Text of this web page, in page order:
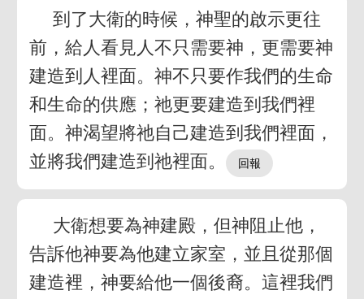
到了大衛的時候，神聖的啟示更往
前，給人看見人不只需要神，更需要神
建造到人裡面。神不只要作我們的生命
和生命的供應；祂更要建造到我們裡
面。神渴望將祂自己建造到我們裡面，
並將我們建造到祂裡面。
大衛想要為神建殿，但神阻止他，
告訴他神要為他建立家室，並且從那個
建造裡，神要給他一個後裔。這裡我們